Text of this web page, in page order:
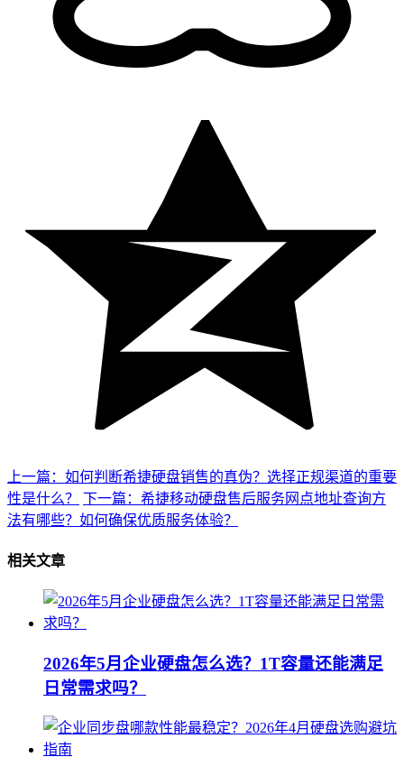
上一篇：如何判断希捷硬盘销售的真伪？选择正规渠道的重要
性是什么？
下一篇：希捷移动硬盘售后服务网点地址查询方
法有哪些？如何确保优质服务体验？
相关文章
2026年5月企业硬盘怎么选？1T容量还能满足
日常需求吗？